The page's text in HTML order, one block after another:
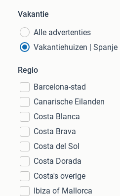
Vakantie
Alle advertenties
Vakantiehuizen | Spanje
Regio
Barcelona-stad
Canarische Eilanden
Costa Blanca
Costa Brava
Costa del Sol
Costa Dorada
Costa's overige
Ibiza of Mallorca